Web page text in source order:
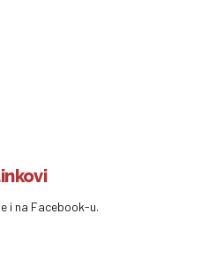
i na Facebook-u.